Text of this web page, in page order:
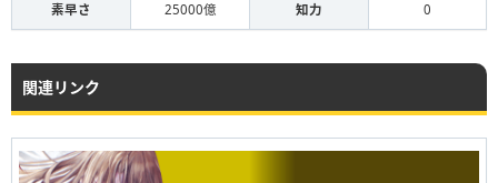
素早さ 25000億 知力 0
関連リンク